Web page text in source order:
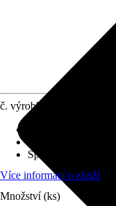
č. výrobku
Specifikace materiálu
Více informací o zboží
Množství (ks)